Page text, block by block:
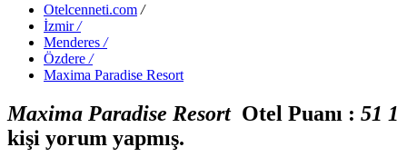
Otelcenneti.com /
İzmir /
Menderes /
Özdere /
Maxima Paradise Resort
Maxima Paradise ResortOtel Puanı : 51 1
kişi yorum yapmış.